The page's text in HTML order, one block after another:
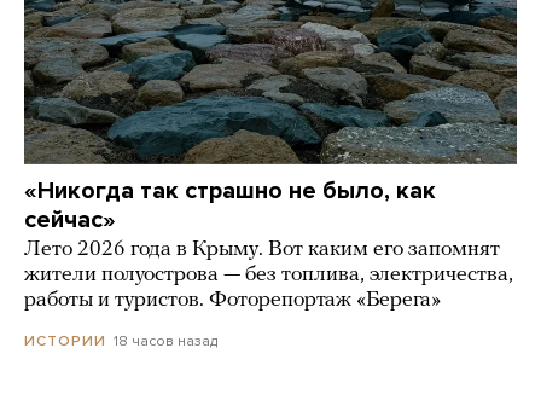
«Никогда так страшно не было, как
сейчас»
Лето 2026 года в Крыму. Вот каким его запомнят
жители полуострова — без топлива, электричества,
работы и туристов. Фоторепортаж «Берега»
ИСТОРИИ 18 часов назад